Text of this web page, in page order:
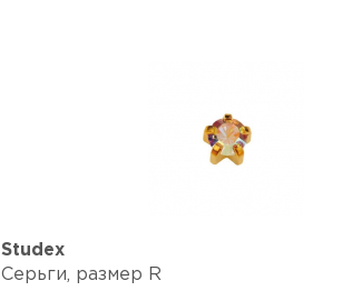
Studex
Серьги, размер R